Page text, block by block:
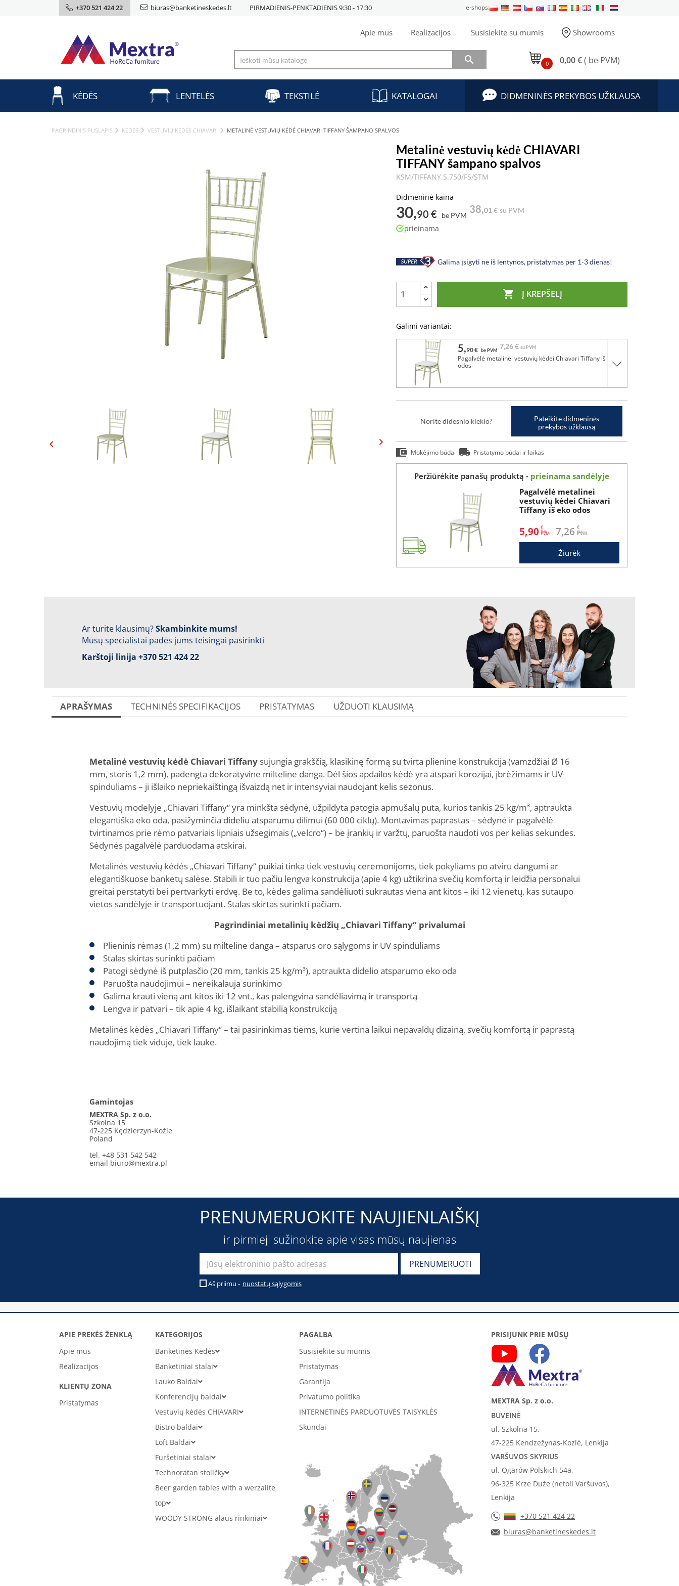
+370 521 424 22 biuras@banketineskedes.lt PIRMADIENIS-PENKTADIENIS 9:30 - 17:30 e-shops:
Apie mus Realizacijos Susisiekite su mumis Showrooms
 0 0,00 €( be PVM)
KĖDĖS LENTELĖS TEKSTILĖ KATALOGAI DIDMENINĖS PREKYBOS UŽKLAUSA
PAGRINDINIS PUSLAPIS KĖDĖS VESTUVIŲ KĖDĖS CHIAVARI METALINĖ VESTUVIŲ KĖDĖ CHIAVARI TIFFANY ŠAMPANO SPALVOS
Metalinė vestuvių kėdė CHIAVARI
TIFFANY šampano spalvos
KSM/TIFFANY.S.750/FS/STM
Didmeninė kaina
30,90 € be PVM
38,01 € su PVM
prieinama
Galima įsigyti ne iš lentynos, pristatymas per 1-3 dienas!
 Į KREPŠELĮ
Galimi variantai:
5,90 € be PVM 7,26 € su PVM
Pagalvėlė metalinei vestuvių kėdei Chiavari Tiffany iš eko
odos
Norite didesnio kiekio?
Pateikite didmeninės
prekybos užklausą
Mokėjimo būdai Pristatymo būdai ir laikas
Peržiūrėkite panašų produktą - prieinama sandėlyje
Pagalvėlė metalinei
vestuvių kėdei Chiavari
Tiffany iš eko odos
5,90€
be 7,26€
su
Žiūrėk
Ar turite klausimų?Skambinkite mums!
Mūsų specialistai padės jums teisingai pasirinkti
Karštoji linija +370 521 424 22
APRAŠYMAS TECHNINĖS SPECIFIKACIJOS PRISTATYMAS UŽDUOTI KLAUSIMĄ
Metalinė vestuvių kėdė Chiavari Tiffany sujungia grakščią, klasikinę formą su tvirta plienine konstrukcija (vamzdžiai Ø 16
mm, storis 1,2 mm), padengta dekoratyvine milteline danga. Dėl šios apdailos kėdė yra atspari korozijai, įbrėžimams ir UV
spinduliams – ji išlaiko nepriekaištingą išvaizdą net ir intensyviai naudojant kelis sezonus.
Vestuvių modelyje „Chiavari Tiffany“ yra minkšta sėdynė, užpildyta patogia apmušalų puta, kurios tankis 25 kg/m³, aptraukta
elegantiška eko oda, pasižyminčia dideliu atsparumu dilimui (60 000 ciklų). Montavimas paprastas – sėdynė ir pagalvėlė
tvirtinamos prie rėmo patvariais lipniais užsegimais („velcro“) – be įrankių ir varžtų, paruošta naudoti vos per kelias sekundes.
Sėdynės pagalvėlė parduodama atskirai.
Metalinės vestuvių kėdės „Chiavari Tiffany“ puikiai tinka tiek vestuvių ceremonijoms, tiek pokyliams po atviru dangumi ar
elegantiškuose banketų salėse. Stabili ir tuo pačiu lengva konstrukcija (apie 4 kg) užtikrina svečių komfortą ir leidžia personalui
greitai perstatyti bei pertvarkyti erdvę. Be to, kėdes galima sandėliuoti sukrautas viena ant kitos – iki 12 vienetų, kas sutaupo
vietos sandėlyje ir transportuojant. Stalas skirtas surinkti pačiam.
Pagrindiniai metalinių kėdžių „Chiavari Tiffany“ privalumai
Plieninis rėmas (1,2 mm) su milteline danga – atsparus oro sąlygoms ir UV spinduliams
Stalas skirtas surinkti pačiam
Patogi sėdynė iš putplasčio (20 mm, tankis 25 kg/m³), aptraukta didelio atsparumo eko oda
Paruošta naudojimui – nereikalauja surinkimo
Galima krauti vieną ant kitos iki 12 vnt., kas palengvina sandėliavimą ir transportą
Lengva ir patvari – tik apie 4 kg, išlaikant stabilią konstrukciją
Metalinės kėdės „Chiavari Tiffany“ – tai pasirinkimas tiems, kurie vertina laikui nepavaldų dizainą, svečių komfortą ir paprastą
naudojimą tiek viduje, tiek lauke.
Gamintojas
MEXTRA Sp. z o.o.
Szkolna 15
47-225 Kędzierzyn-Koźle
Poland
tel. +48 531 542 542
email biuro@mextra.pl
PRENUMERUOKITE NAUJIENLAIŠKĮ
ir pirmieji sužinokite apie visas mūsų naujienas
Aš priimu - nuostatų sąlygomis
APIE PREKĖS ŽENKLĄ
Apie mus
Realizacijos
KLIENTŲ ZONA
Pristatymas
KATEGORIJOS
Banketinės Kėdės
Banketiniai stalai
Lauko Baldai
Konferencijų baldai
Vestuvių kėdės CHIAVARI
Bistro baldai
Loft Baldai
Furšetiniai stalai
Technoratan stoličky
Beer garden tables with a werzalite
top
WOODY STRONG alaus rinkiniai
PAGALBA
Susisiekite su mumis
Pristatymas
Garantija
Privatumo politika
INTERNETINĖS PARDUOTUVĖS TAISYKLĖS
Skundai
PRISIJUNK PRIE MŪSŲ
MEXTRA Sp. z o.o.
BUVEINĖ
ul. Szkolna 15,
47-225 Kendzežynas-Kozlė, Lenkija
VARŠUVOS SKYRIUS
ul. Ogarów Polskich 54a,
96-325 Krze Duże (netoli Varšuvos),
Lenkija
+370 521 424 22
biuras@banketineskedes.lt